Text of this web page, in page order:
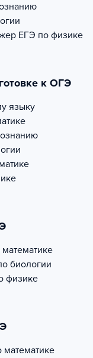
ЕГЭ по физике
к ОГЭ
языку
биологии
физике